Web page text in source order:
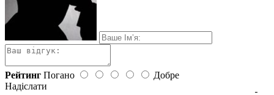
Рейтинг Погано
Добре
Надіслати